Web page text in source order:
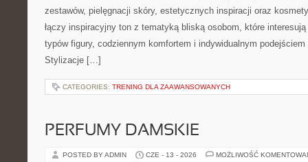
zestawów, pielęgnacji skóry, estetycznych inspiracji oraz
łączy inspiracyjny ton z tematyką bliską osobom, które
typów figury, codziennym komfortem i indywidualnym
Stylizacje […]
CATEGORIES: TRENING DLA ZAAWANSOWANYCH
PERFUMY DAMSKIE
POSTED BY ADMIN CZE - 13 - 2026 MOŻLIWOŚĆ